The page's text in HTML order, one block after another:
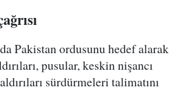
Pakistan ordusunu hedef alarak
pusular, keskin nişancı
sürdürmeleri talimatını